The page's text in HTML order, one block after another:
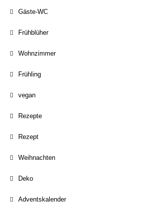
Gäste-WC
Frühblüher
Wohnzimmer
Frühling
vegan
Rezepte
Rezept
Weihnachten
Deko
Adventskalender